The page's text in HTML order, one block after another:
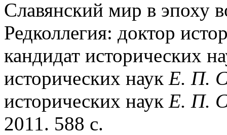
Славянский мир в эпоху
Редколлегия: доктор
кандидат исторических
исторических наук Е. П.
исторических наук Е. П.
2011. 588 с.